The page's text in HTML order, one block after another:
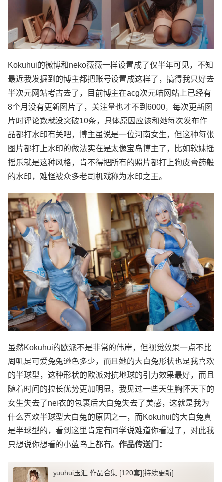
Kokuhui的微博和neko薇薇一样设置成了仅半年可见，不知
最近我发掘到的博主都把账号设置成这样了，搞得我只好去
半次元网站考古去了，目前博主在acg次元喵网站上已经有
8个月没有更新图片了，关注量也才不到6000，每次更新图
片时评论数就没突破10条，具体原因应该和她每次发布作
品都打水印有关吧，博主虽说是一位河南女生，但这种每张
图片都打上水印的做法实在是太像宝岛博主了，比如软妹摇
摇乐就是这种风格，肯不得把所有的照片都打上狗皮膏药般
的水印，难怪被众多老司机戏称为水印之王。
虽然Kokuhui的欧派不是非常的伟岸，但视觉效果一点不比
周叽是可爱兔兔逊色多少，而且她的大白兔形状也是我喜欢
的半球型，这种形状的欧派对抗地球的引力效果最好，而且
随着时间的拉长优势更加明显，我见过一些天生胸怀天下的
女生失去了nei衣的包裹后大白兔失去了美感，这就是我为
什么喜欢半球型大白兔的原因之一，而Kokuhui的大白兔真
是半球型的，看到这里肯定有同学说难道你看过了，对此我
只想说你想看的小蓝鸟上都有。 作品传送门：
yuuhui玉汇 作品合集 [120套][持续更新]